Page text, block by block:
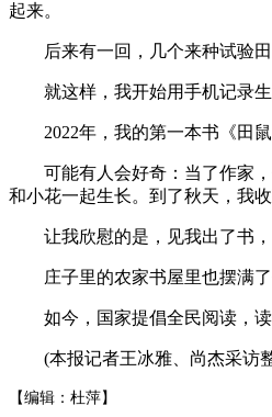
起来。
后来有一回，几个来种试验田
就这样，我开始用手机记录生
2022年，我的第一本书《田鼠
可能有人会好奇：当了作家，
和小花一起生长。到了秋天，我
让我欣慰的是，见我出了书，
庄子里的农家书屋里也摆满了
如今，国家提倡全民阅读，读
(本报记者王冰雅、尚杰采访
【编辑：杜萍】